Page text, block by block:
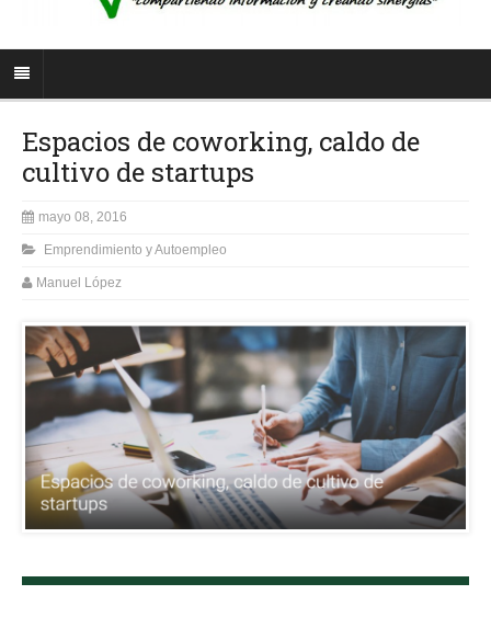
Espacios de coworking, caldo de
cultivo de startups
mayo 08, 2016
Emprendimiento y Autoempleo
Manuel López